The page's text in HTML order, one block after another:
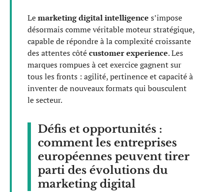
Lemarketing digital intelligence s’impose
désormais comme véritable moteur stratégique,
capable de répondre à la complexité croissante
des attentes côtécustomer experience. Les
marques rompues à cet exercice gagnent sur
tous les fronts : agilité, pertinence et capacité à
inventer de nouveaux formats qui bousculent
le secteur.
Défis et opportunités :
comment les entreprises
européennes peuvent tirer
parti des évolutions du
marketing digital